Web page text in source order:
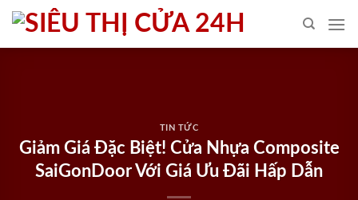
Skip
content
TIN TỨC
Giảm Giá Đặc Biệt! Cửa Nhựa Composite
SaiGonDoor Với Giá Ưu Đãi Hấp Dẫn